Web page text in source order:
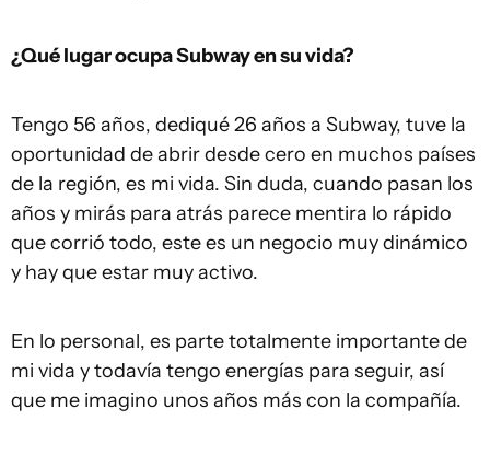
¿Qué lugar ocupa Subway en su vida?
Tengo 56 años, dediqué 26 años a Subway, tuve la
oportunidad de abrir desde cero en muchos países
de la región, es mi vida. Sin duda, cuando pasan los
años y mirás para atrás parece mentira lo rápido
que corrió todo, este es un negocio muy dinámico
y hay que estar muy activo.
En lo personal, es parte totalmente importante de
mi vida y todavía tengo energías para seguir, así
que me imagino unos años más con la compañía.